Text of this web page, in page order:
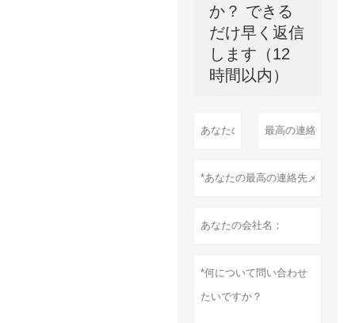
か？ できる
だけ早く返信
します（12
時間以内）